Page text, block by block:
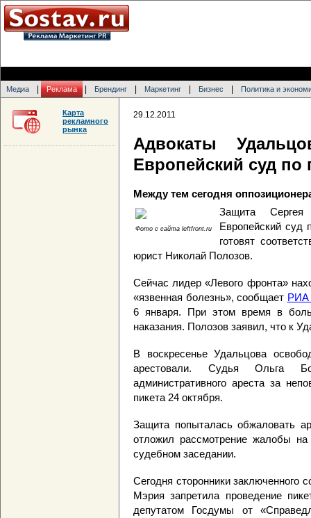
Медиа Реклама Брендинг Маркетинг Бизнес Политика и
29.12.2011
Адвокаты
Европейский суд по
Между тем сегодня
Фото с сайта leftfront.ru
Защита
Европейский
готовят
юрист Николай Полозов.
Сейчас лидер «Левого фронта»
«язвенная болезнь», сообщает РИА
6 января. При этом время в
наказания. Полозов заявил, что к
В воскресенье Удальцова
арестовали. Судья Ольга
административного ареста за
пикета 24 октября.
Защита попыталась обжаловать
отложил рассмотрение жалобы
судебном заседании.
Сегодня сторонники заключенного
Мэрия запретила проведение
депутатом Госдумы от
Карта
рекламного
рынка